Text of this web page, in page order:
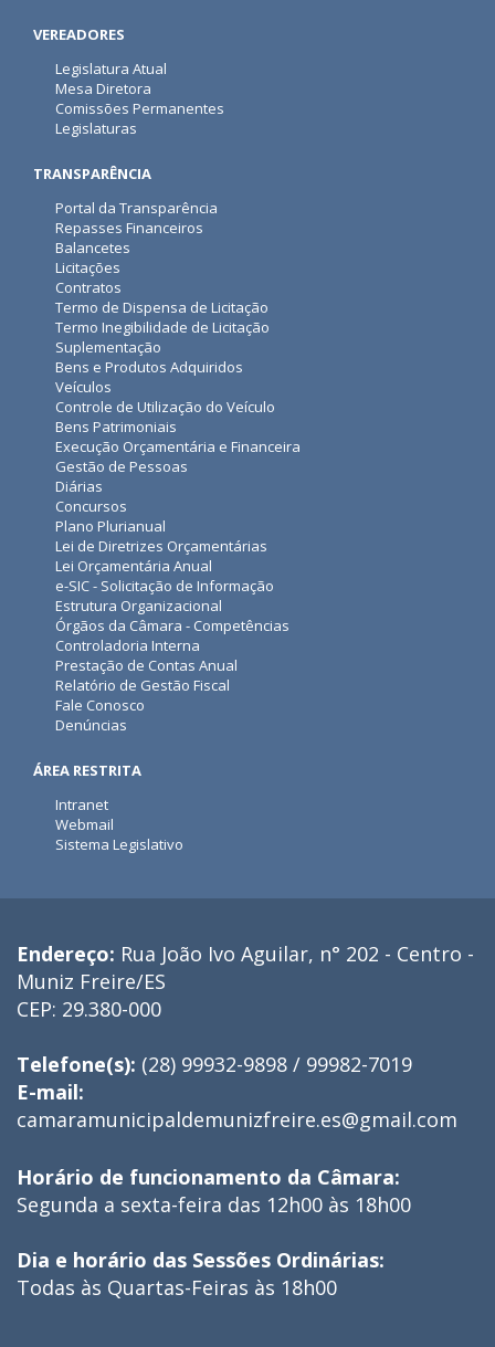
VEREADORES
Legislatura Atual
Mesa Diretora
Comissões Permanentes
Legislaturas
TRANSPARÊNCIA
Portal da Transparência
Repasses Financeiros
Balancetes
Licitações
Contratos
Termo de Dispensa de Licitação
Termo Inegibilidade de Licitação
Suplementação
Bens e Produtos Adquiridos
Veículos
Controle de Utilização do Veículo
Bens Patrimoniais
Execução Orçamentária e Financeira
Gestão de Pessoas
Diárias
Concursos
Plano Plurianual
Lei de Diretrizes Orçamentárias
Lei Orçamentária Anual
e-SIC - Solicitação de Informação
Estrutura Organizacional
Órgãos da Câmara - Competências
Controladoria Interna
Prestação de Contas Anual
Relatório de Gestão Fiscal
Fale Conosco
Denúncias
ÁREA RESTRITA
Intranet
Webmail
Sistema Legislativo
Endereço: Rua João Ivo Aguilar, n° 202 - Centro -
Muniz Freire/ES
CEP: 29.380-000
Telefone(s): (28) 99932-9898 / 99982-7019
E-mail:
camaramunicipaldemunizfreire.es@gmail.com
Horário de funcionamento da Câmara:
Segunda a sexta-feira das 12h00 às 18h00
Dia e horário das Sessões Ordinárias:
Todas às Quartas-Feiras às 18h00